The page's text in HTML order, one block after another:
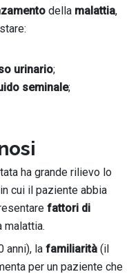
della malattia,
urinario;
seminale;
ha grande rilievo lo
cui il paziente abbia
fattori di
malattia.
anni), la familiarità (il
per un paziente che